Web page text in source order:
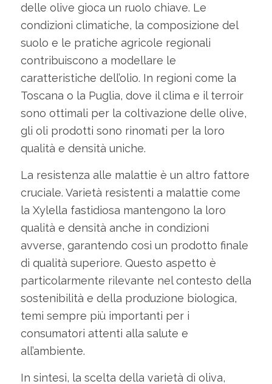
delle olive gioca un ruolo chiave. Le
condizioni climatiche, la composizione del
suolo e le pratiche agricole regionali
contribuiscono a modellare le
caratteristiche dell’olio. In regioni come la
Toscana o la Puglia, dove il clima e il terroir
sono ottimali per la coltivazione delle olive,
gli oli prodotti sono rinomati per la loro
qualità e densità uniche.
La resistenza alle malattie è un altro fattore
cruciale. Varietà resistenti a malattie come
la Xylella fastidiosa mantengono la loro
qualità e densità anche in condizioni
avverse, garantendo così un prodotto finale
di qualità superiore. Questo aspetto è
particolarmente rilevante nel contesto della
sostenibilità e della produzione biologica,
temi sempre più importanti per i
consumatori attenti alla salute e
all’ambiente.
In sintesi, la scelta della varietà di oliva,